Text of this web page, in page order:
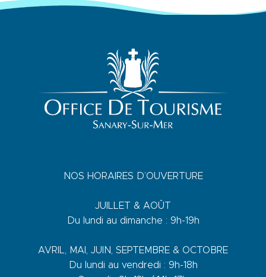
NOS HORAIRES D’OUVERTURE
JUILLET & AOÛT
Du lundi au dimanche : 9h-19h
AVRIL, MAI, JUIN, SEPTEMBRE & OCTOBRE
Du lundi au vendredi : 9h-18h